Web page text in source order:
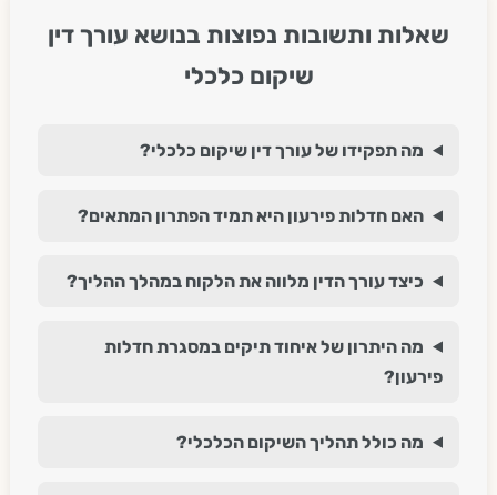
שאלות ותשובות נפוצות בנושא עורך דין
שיקום כלכלי
מה תפקידו של עורך דין שיקום כלכלי?
האם חדלות פירעון היא תמיד הפתרון המתאים?
כיצד עורך הדין מלווה את הלקוח במהלך ההליך?
מה היתרון של איחוד תיקים במסגרת חדלות
פירעון?
מה כולל תהליך השיקום הכלכלי?